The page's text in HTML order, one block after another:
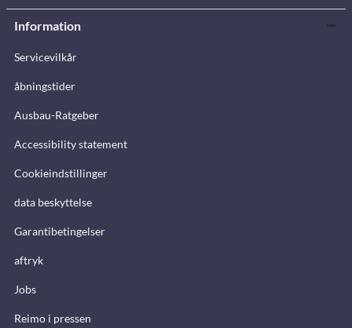
Information
Servicevilkår
åbningstider
Ausbau-Ratgeber
Accessibility statement
Cookieindstillinger
data beskyttelse
Garantibetingelser
aftryk
Jobs
Reimo i pressen